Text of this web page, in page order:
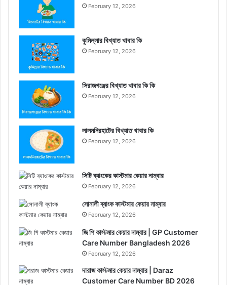
February 12, 2026
কুমিল্লার বিখ্যাত খাবার কি
February 12, 2026
সিরাজগঞ্জের বিখ্যাত খাবার কি কি
February 12, 2026
লালমনিরহাটের বিখ্যাত খাবার কি
February 12, 2026
সিটি ব্যাংকের কাস্টমার কেয়ার নাম্বার
February 12, 2026
সোনালী ব্যাংক কাস্টমার কেয়ার নাম্বার
February 12, 2026
জি পি কাস্টমার কেয়ার নাম্বার | GP Customer
Care Number Bangladesh 2026
February 12, 2026
দারাজ কাস্টমার কেয়ার নাম্বার | Daraz
Customer Care Number BD 2026